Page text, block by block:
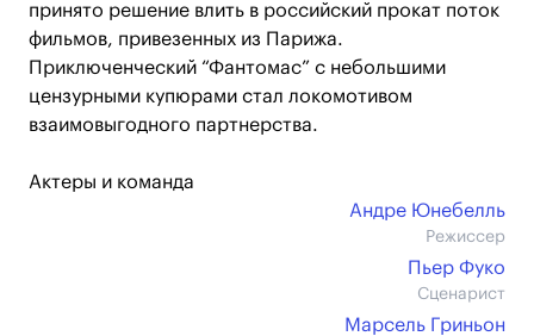
принято решение влить в российский прокат поток
фильмов, привезенных из Парижа.
Приключенческий “Фантомас” с небольшими
цензурными купюрами стал локомотивом
взаимовыгодного партнерства.
Актеры и команда
Андре Юнебелль
Режиссер
Пьер Фуко
Сценарист
Марсель Гриньон